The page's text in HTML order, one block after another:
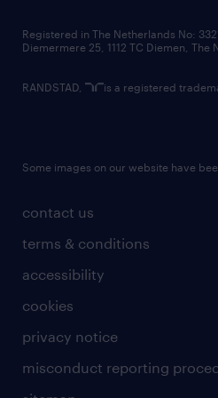
contact us
terms & conditions
accessibility
cookies
privacy notice
misconduct reporting
Registered in The Netherlands No:
Diemermere 25, 1112 TC Diemen, The
RANDSTAD, is a registered
Some images on our website have